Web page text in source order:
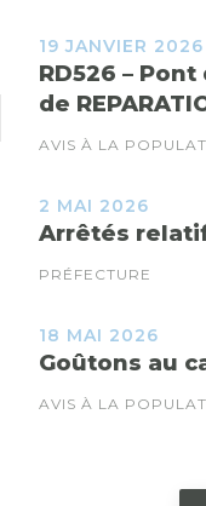
19 JANVIER 2026
RD526 – Pont
de
AVIS À LA
2 MAI 2026
Arrêtés
PRÉFECTURE
18 MAI 2026
Goûtons au
AVIS À LA